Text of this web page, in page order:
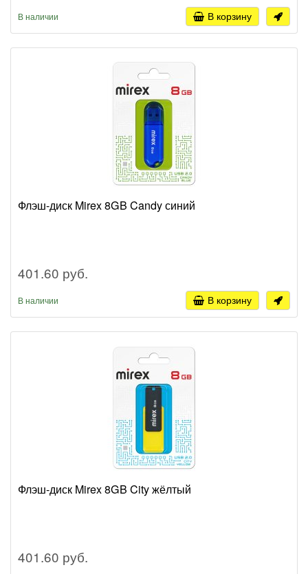
В наличии В корзину
Флэш-диск Mirex 8GB Candy синий
401.60 руб.
В наличии В корзину
Флэш-диск Mirex 8GB City жёлтый
401.60 руб.